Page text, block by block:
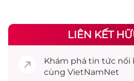
LIÊN KẾT
Khám phá tin tức nổi
cùng VietNamNet